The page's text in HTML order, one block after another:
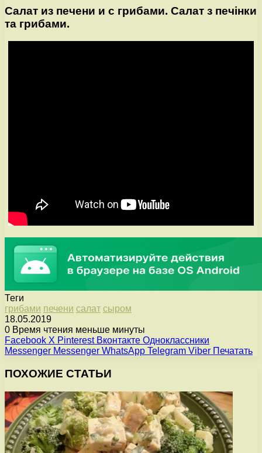
Салат из печени и с грибами. Салат з печінки
та грибами.
Теги
грибами печени салат сыром
18.05.2019
0 Время чтения меньше минуты
Facebook X Pinterest Вконтакте Одноклассники
Messenger Messenger WhatsApp Telegram Viber Печатать
ПОХОЖИЕ СТАТЬИ